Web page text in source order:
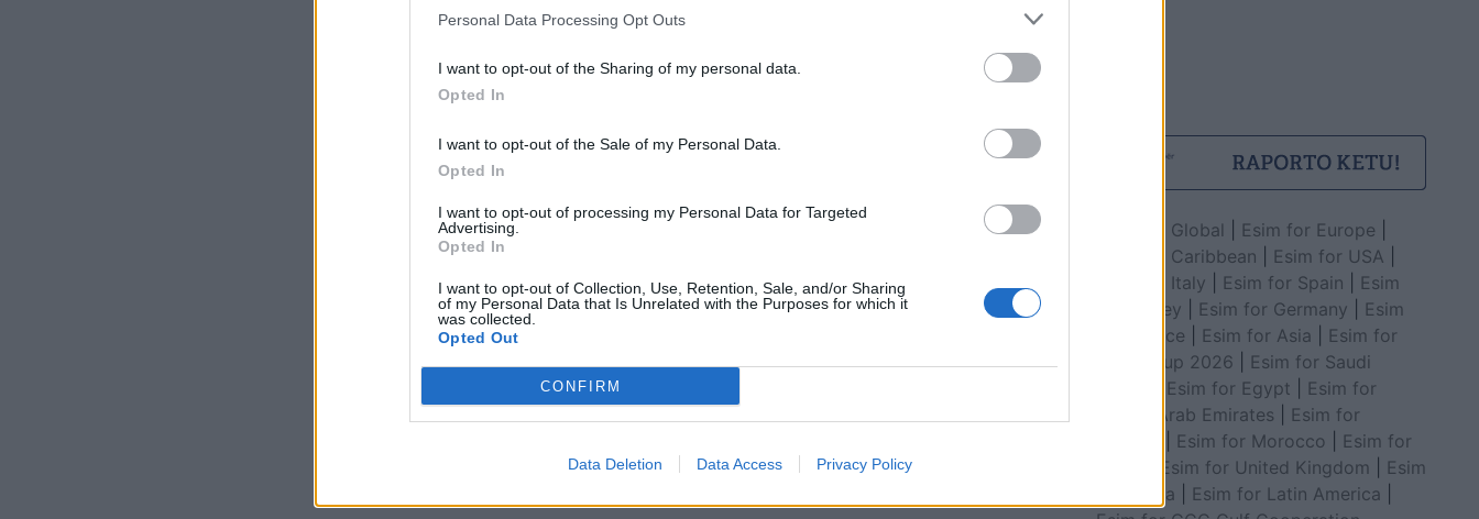
Personal Data Processing Opt Outs
I want to opt-out of the Sharing of my personal data.
Opted In
I want to opt-out of the Sale of my Personal Data.
Opted In
I want to opt-out of processing my Personal Data for Targeted
Advertising.
Opted In
I want to opt-out of Collection, Use, Retention, Sale, and/or Sharing
of my Personal Data that Is Unrelated with the Purposes for which it
was collected.
Opted Out
CONFIRM
Data Deletion Data Access Privacy Policy
Esim for Global Esim for Europe
Esim for Caribbean
Esim for USA
Esim for Italy
Esim for Spain
Esim
for Turkey
Esim for Germany
Esim
for Greece
Esim for Asia
Esim for
World Cup 2026
Esim for Saudi
Esim for Egypt
Esim for
United Arab Emirates
Esim for
Esim for Morocco
Esim for
Esim for United Kingdom
Esim
for Africa
Esim for Latin America